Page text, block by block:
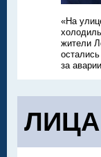
«На
жители
за аварии
ЛИЦА